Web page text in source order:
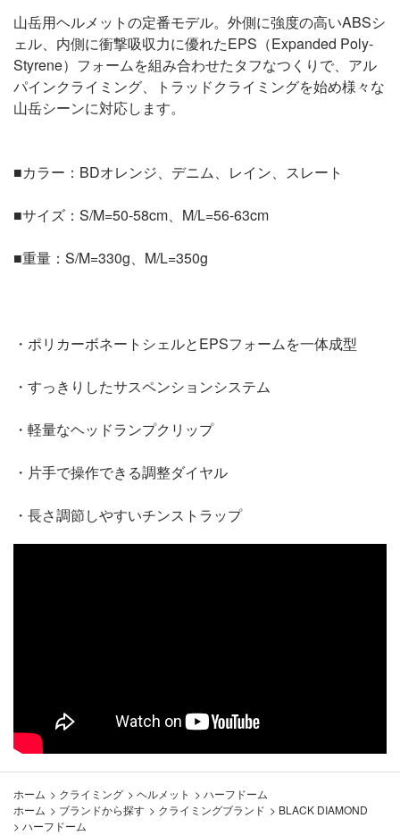
山岳用ヘルメットの定番モデル。外側に強度の高いABSシ
ェル、内側に衝撃吸収力に優れたEPS（Expanded Poly-
Styrene）フォームを組み合わせたタフなつくりで、アル
パインクライミング、トラッドクライミングを始め様々な
山岳シーンに対応します。
■カラー：BDオレンジ、デニム、レイン、スレート
■サイズ：S/M=50-58cm、M/L=56-63cm
■重量：S/M=330g、M/L=350g
・ポリカーボネートシェルとEPSフォームを一体成型
・すっきりしたサスペンションシステム
・軽量なヘッドランプクリップ
・片手で操作できる調整ダイヤル
・長さ調節しやすいチンストラップ
ホーム > クライミング > ヘルメット > ハーフドーム
ホーム > ブランドから探す > クライミングブランド > BLACK DIAMOND
> ハーフドーム